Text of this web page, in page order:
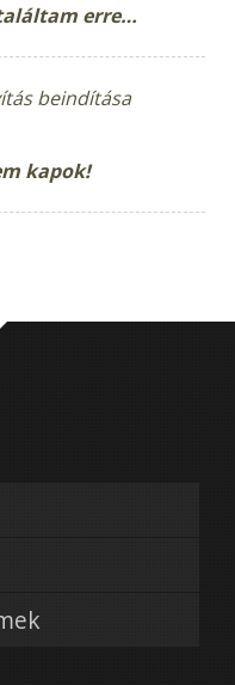
erre…
beindítása
kapok!